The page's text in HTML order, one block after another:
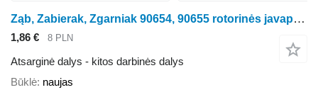
Ząb, Zabierak, Zgarniak 90654, 90655 rotorinės javapjovės Kemper 4500, 360,345,375
1,86 € 8 PLN
Atsarginė dalys - kitos darbinės dalys
Būklė naujas